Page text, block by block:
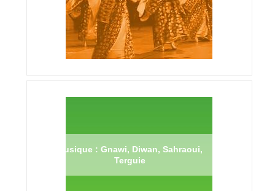
Musique : Gnawi, Diwan, Sahraoui,
Terguie